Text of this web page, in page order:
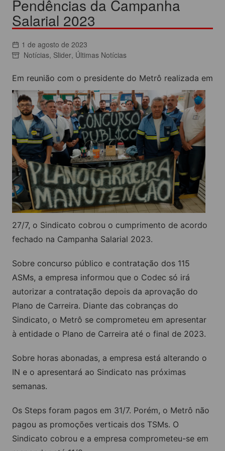
Pendências da Campanha
Salarial 2023
1 de agosto de 2023
Notícias, Slider, Últimas Notícias
Em reunião com o presidente do Metrô realizada em
27/7, o Sindicato cobrou o cumprimento de acordo
fechado na Campanha Salarial 2023.
Sobre concurso público e contratação dos 115
ASMs, a empresa informou que o Codec só irá
autorizar a contratação depois da aprovação do
Plano de Carreira. Diante das cobranças do
Sindicato, o Metrô se comprometeu em apresentar
à entidade o Plano de Carreira até o final de 2023.
Sobre horas abonadas, a empresa está alterando o
IN e o apresentará ao Sindicato nas próximas
semanas.
Os Steps foram pagos em 31/7. Porém, o Metrô não
pagou as promoções verticais dos TSMs. O
Sindicato cobrou e a empresa comprometeu-se em